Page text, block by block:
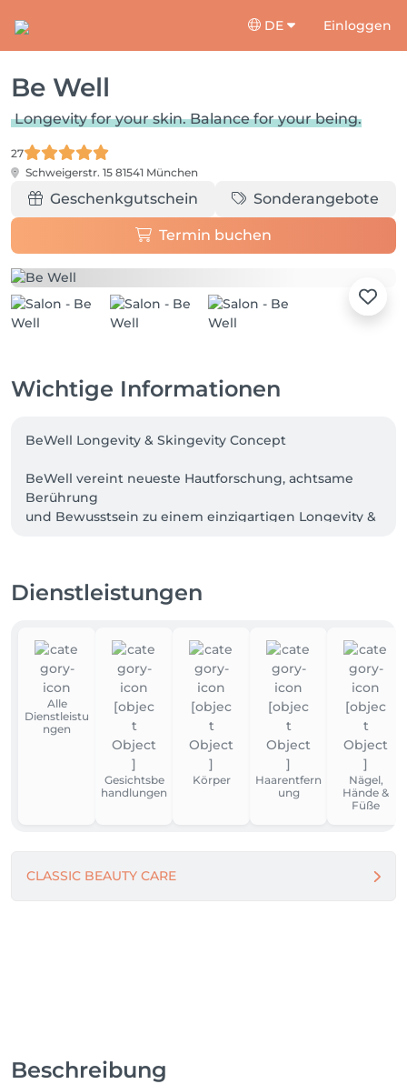
DE Einloggen
Be Well
Longevity for your skin. Balance for your being.
27
Schweigerstr. 15 81541 München
Geschenkgutschein Sonderangebote
Termin buchen
Wichtige Informationen
BeWell Longevity & Skingevity Concept
BeWell vereint neueste Hautforschung, achtsame
Berührung
und Bewusstsein zu einem einzigartigen Longevity &
spürbar im ganzen Sein.
Dienstleistungen
Alle
Dienstleistu
ngen
Gesichtsbe
handlungen
Körper
Haarentfern
ung
Nägel,
Hände &
Füße
CLASSIC BEAUTY CARE
Beschreibung